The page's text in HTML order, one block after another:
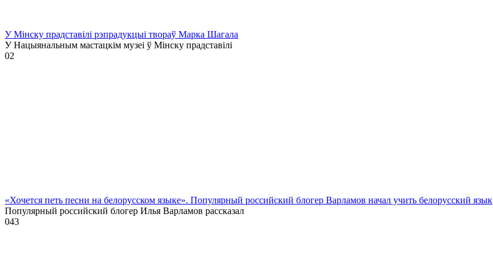
У Мінску прадставілі рэпрадукцыі твораў Марка Шагала
У Нацыянальным мастацкім музеі ў Мінску прадставілі
02
«Хочется петь песни на белорусском языке». Популярный российский блогер Варламов начал учить белорусский язык
Популярный российский блогер Илья Варламов рассказал
043